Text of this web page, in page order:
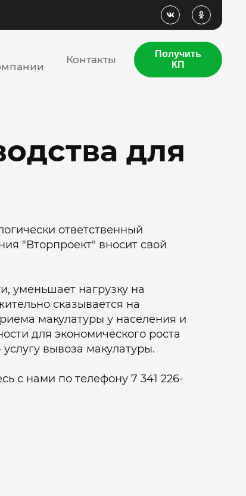
Контакты
Получить
КП
для
ответственный
"Вторпроект" вносит свой
уменьшает нагрузку на
сказывается на
макулатуры у населения и
для экономического роста
вывоза макулатуры.
с нами по телефону 7 341 226-